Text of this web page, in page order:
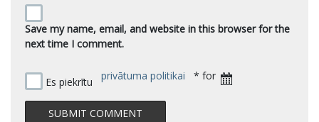
Save my name, email, and website in this browser for the
next time I comment.
Es piekrītu privātuma politikai * for